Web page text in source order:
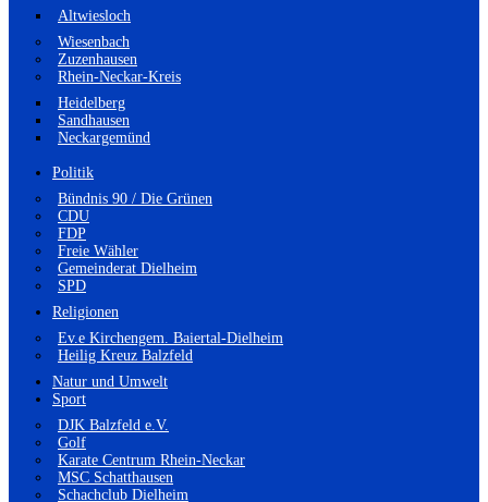
Altwiesloch
Wiesenbach
Zuzenhausen
Rhein-Neckar-Kreis
Heidelberg
Sandhausen
Neckargemünd
Politik
Bündnis 90 / Die Grünen
CDU
FDP
Freie Wähler
Gemeinderat Dielheim
SPD
Religionen
Ev.e Kirchengem. Baiertal-Dielheim
Heilig Kreuz Balzfeld
Natur und Umwelt
Sport
DJK Balzfeld e.V.
Golf
Karate Centrum Rhein-Neckar
MSC Schatthausen
Schachclub Dielheim